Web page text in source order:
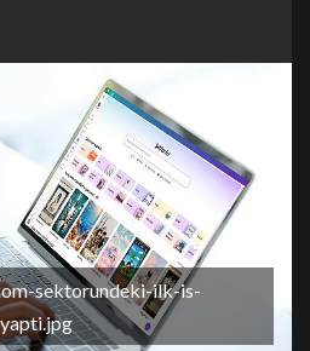
sektorundeki-ilk-is-